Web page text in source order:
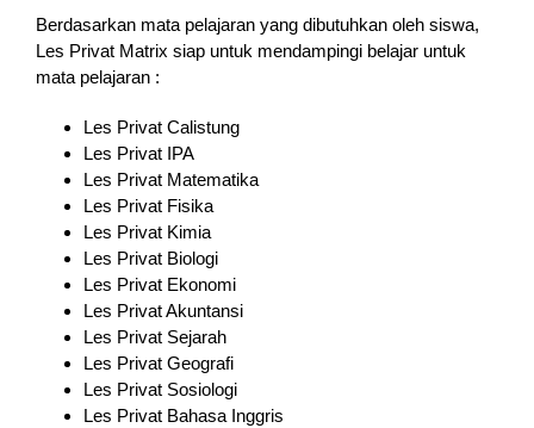
Berdasarkan mata pelajaran yang dibutuhkan oleh siswa,
Les Privat Matrix siap untuk mendampingi belajar untuk
mata pelajaran :
Les Privat Calistung
Les Privat IPA
Les Privat Matematika
Les Privat Fisika
Les Privat Kimia
Les Privat Biologi
Les Privat Ekonomi
Les Privat Akuntansi
Les Privat Sejarah
Les Privat Geografi
Les Privat Sosiologi
Les Privat Bahasa Inggris